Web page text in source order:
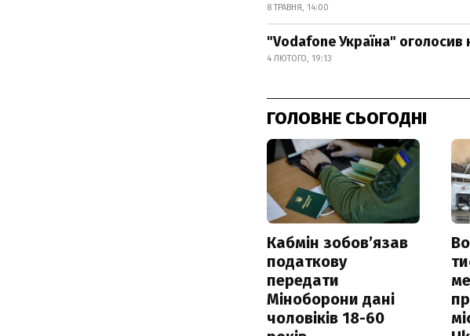
8 ТРАВНЯ, 14:00
"Vodafone Україна" оголосив
4 ЛЮТОГО, 19:13
ГОЛОВНЕ СЬОГОДНІ
Кабмін зобовʼязав
податкову
передати
Міноборони дані
чоловіків 18-60